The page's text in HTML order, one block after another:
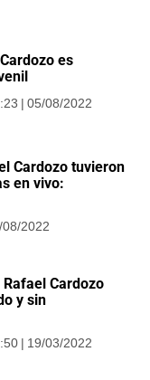
es
| 05/08/2022
Cardozo tuvieron
en vivo:
08/2022
Cardozo
y sin
| 19/03/2022